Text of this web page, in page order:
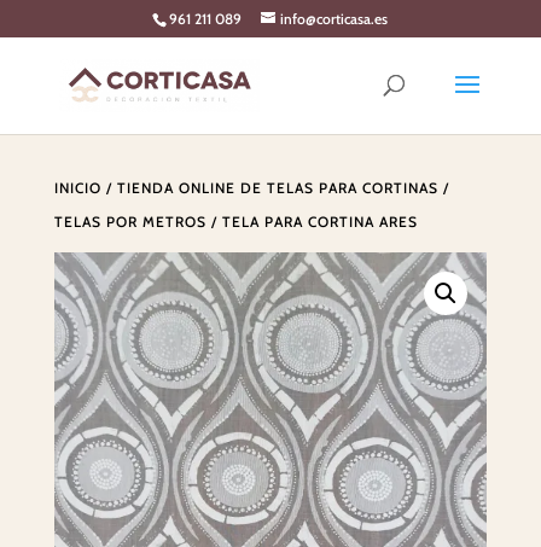
to
961 211 089 info@corticasa.es
INICIO / TIENDA ONLINE DE TELAS PARA CORTINAS /
TELAS POR METROS / TELA PARA CORTINA ARES